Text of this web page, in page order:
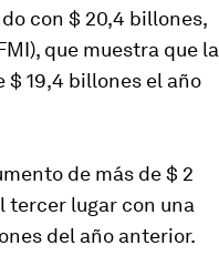
con $ 20,4 billones,
que muestra que la
$ 19,4 billones el año
de más de $ 2
tercer lugar con una
del año anterior.